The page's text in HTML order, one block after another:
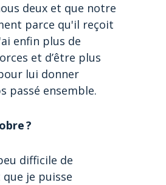
deux et que notre
parce qu'il reçoit
enfin plus de
et d’être plus
lui donner
passé ensemble.
?
difficile de
je puisse